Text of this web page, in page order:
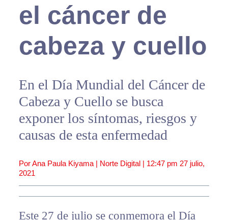
el cáncer de
cabeza y cuello
En el Día Mundial del Cáncer de
Cabeza y Cuello se busca
exponer los síntomas, riesgos y
causas de esta enfermedad
Por Ana Paula Kiyama | Norte Digital | 12:47 pm 27 julio,
2021
Este 27 de julio se conmemora el Día